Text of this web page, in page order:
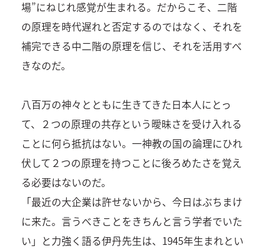
場”にねじれ感覚が生まれる。だからこそ、二階
の原理を時代遅れと否定するのではなく、それを
補完できる中二階の原理を信じ、それを活用すべ
きなのだ。
八百万の神々とともに生きてきた日本人にとっ
て、２つの原理の共存という曖昧さを受け入れる
ことに何ら抵抗はない。一神教の国の論理にひれ
伏して２つの原理を持つことに後ろめたさを覚え
る必要はないのだ。
「最近の大企業は許せないから、今日はぶちまけ
に来た。言うべきことをきちんと言う学者でいた
い」と力強く語る伊丹先生は、1945年生まれとい